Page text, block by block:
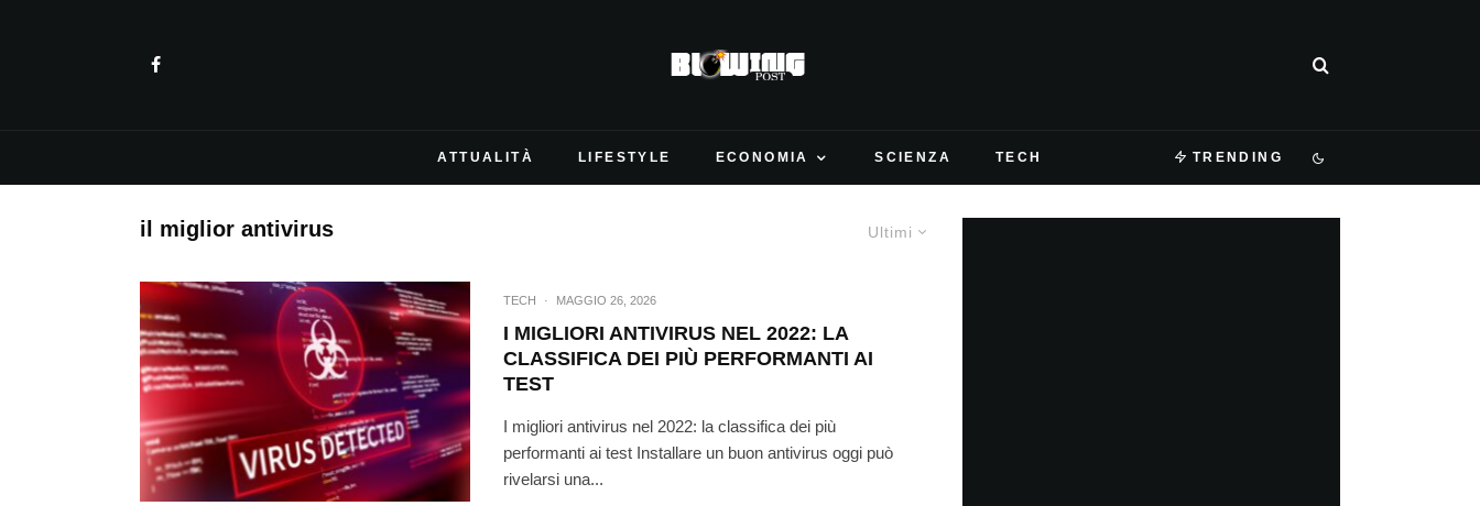
ATTUALITÀ LIFESTYLE ECONOMIA SCIENZA TECH TRENDING
Ultimi
il miglior antivirus
TECH · MAGGIO 26, 2026
I MIGLIORI ANTIVIRUS NEL 2022: LA
CLASSIFICA DEI PIÙ PERFORMANTI AI
TEST
I migliori antivirus nel 2022: la classifica dei più
performanti ai test Installare un buon antivirus oggi può
rivelarsi una...